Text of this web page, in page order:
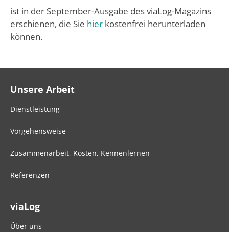
ist in der September-Ausgabe des viaLog-Magazins
erschienen, die Sie hier kostenfrei herunterladen
können.
Unsere Arbeit
Dienstleistung
Vorgehensweise
Zusammenarbeit, Kosten, Kennenlernen
Referenzen
viaLog
Über uns